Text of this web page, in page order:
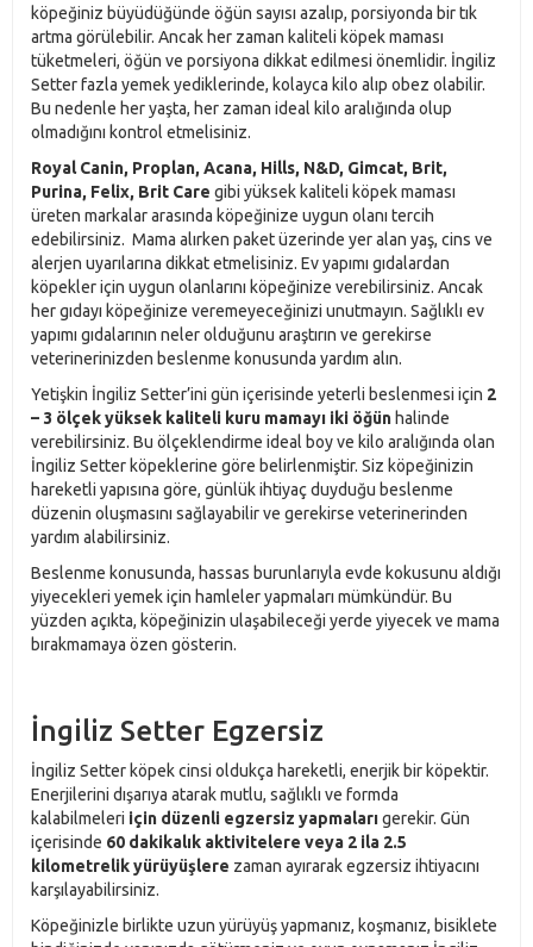
köpeğiniz büyüdüğünde öğün sayısı azalıp, porsiyonda bir tık
artma görülebilir. Ancak her zaman kaliteli köpek maması
tüketmeleri, öğün ve porsiyona dikkat edilmesi önemlidir. İngiliz
Setter fazla yemek yediklerinde, kolayca kilo alıp obez olabilir.
Bu nedenle her yaşta, her zaman ideal kilo aralığında olup
olmadığını kontrol etmelisiniz.
Royal Canin, Proplan, Acana, Hills, N&D, Gimcat, Brit,
Purina, Felix, Brit Care gibi yüksek kaliteli köpek maması
üreten markalar arasında köpeğinize uygun olanı tercih
edebilirsiniz. Mama alırken paket üzerinde yer alan yaş, cins ve
alerjen uyarılarına dikkat etmelisiniz. Ev yapımı gıdalardan
köpekler için uygun olanlarını köpeğinize verebilirsiniz. Ancak
her gıdayı köpeğinize veremeyeceğinizi unutmayın. Sağlıklı ev
yapımı gıdalarının neler olduğunu araştırın ve gerekirse
veterinerinizden beslenme konusunda yardım alın.
Yetişkin İngiliz Setter’ini gün içerisinde yeterli beslenmesi için 2
– 3 ölçek yüksek kaliteli kuru mamayı iki öğün halinde
verebilirsiniz. Bu ölçeklendirme ideal boy ve kilo aralığında olan
İngiliz Setter köpeklerine göre belirlenmiştir. Siz köpeğinizin
hareketli yapısına göre, günlük ihtiyaç duyduğu beslenme
düzenin oluşmasını sağlayabilir ve gerekirse veterinerinden
yardım alabilirsiniz.
Beslenme konusunda, hassas burunlarıyla evde kokusunu aldığı
yiyecekleri yemek için hamleler yapmaları mümkündür. Bu
yüzden açıkta, köpeğinizin ulaşabileceği yerde yiyecek ve mama
bırakmamaya özen gösterin.
İngiliz Setter Egzersiz
İngiliz Setter köpek cinsi oldukça hareketli, enerjik bir köpektir.
Enerjilerini dışarıya atarak mutlu, sağlıklı ve formda
kalabilmeleri için düzenli egzersiz yapmalarıgerekir. Gün
içerisinde 60 dakikalık aktivitelere veya 2 ila 2.5
kilometrelik yürüyüşlere zaman ayırarak egzersiz ihtiyacını
karşılayabilirsiniz.
Köpeğinizle birlikte uzun yürüyüş yapmanız, koşmanız, bisiklete